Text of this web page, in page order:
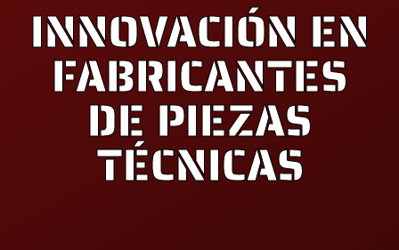
INNOVACIÓN EN
FABRICANTES
DE PIEZAS
TÉCNICAS